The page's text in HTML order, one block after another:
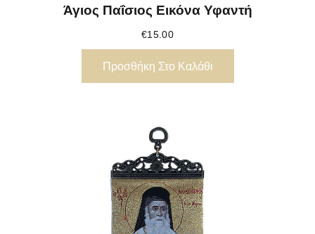
Άγιος Παΐσιος Εικόνα Υφαντή
€15.00
Προσθήκη Στο Καλάθι